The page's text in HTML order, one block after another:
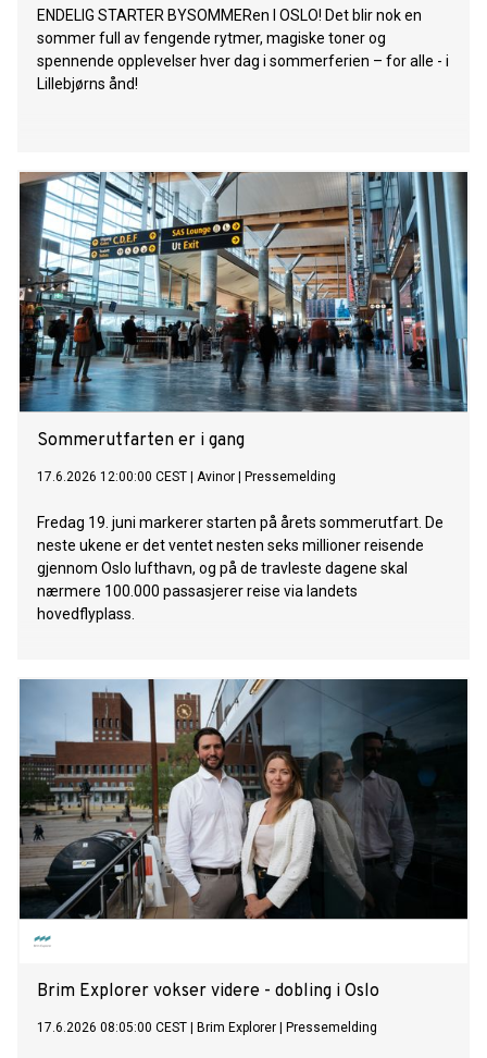
ENDELIG STARTER BYSOMMERen I OSLO! Det blir nok en
sommer full av fengende rytmer, magiske toner og
spennende opplevelser hver dag i sommerferien – for alle - i
Lillebjørns ånd!
Sommerutfarten er i gang
17.6.2026 12:00:00 CEST Avinor Pressemelding
Fredag 19. juni markerer starten på årets sommerutfart. De
neste ukene er det ventet nesten seks millioner reisende
gjennom Oslo lufthavn, og på de travleste dagene skal
nærmere 100.000 passasjerer reise via landets
hovedflyplass.
Brim Explorer vokser videre - dobling i Oslo
17.6.2026 08:05:00 CEST Brim Explorer Pressemelding